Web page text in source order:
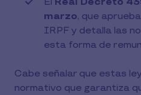
marzo, que
IRPF y detalla las
esta forma de
Cabe señalar que estas
normativo que garantiza